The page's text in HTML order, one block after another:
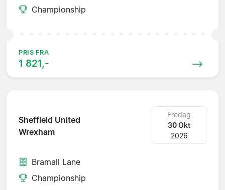
Championship
PRIS FRA
1 821,-
Sheffield United
Wrexham
Fredag
30 Okt
2026
Bramall Lane
Championship